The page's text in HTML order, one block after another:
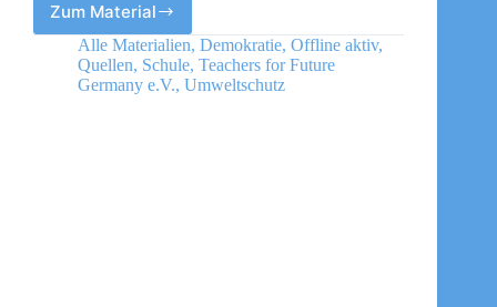
Zum Material
Video:
Diensteid
Verpflichtet!
Aufstehen
Alle Materialien, Demokratie, Offline aktiv,
Quellen, Schule, Teachers for Future
Germany e.V., Umweltschutz